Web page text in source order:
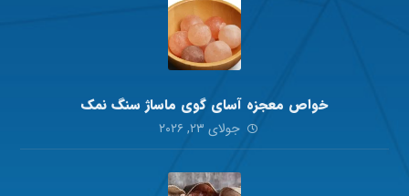
خواص معجزه آسای گوی ماساژ سنگ نمک
جولای ۲۳, ۲۰۲۶